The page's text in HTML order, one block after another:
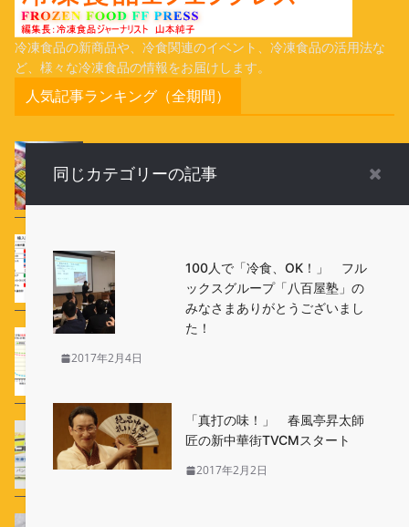
冷凍食品の新商品や、冷食関連のイベント、冷凍食品の活用法な
ど、様々な冷凍食品の情報をお届けします。
人気記事ランキング（全期間）
上がり下さい」と表示された冷凍食品があります
の検査ってちゃんとやってるの？
冷凍食品の保存温度はどうして-18℃以下なのです
か？
Q フリーザーの中で冷凍食品の袋がパンパンに膨ら
んでいるのですが、中身は大丈夫なんですか？
同じカテゴリーの記事
100人で「冷食、OK！」 フル
ックスグループ「八百屋塾」の
みなさまありがとうございまし
た！
2017年2月4日
「真打の味！」 春風亭昇太師
匠の新中華街TVCMスタート
2017年2月2日